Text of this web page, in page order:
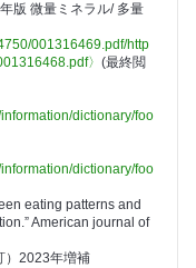
版 微量ミネラル/ 多量
001316469.pdf/http
〉 (最終閲
dictionary/foo
dictionary/foo
eating patterns and
American journal of
2023年増補